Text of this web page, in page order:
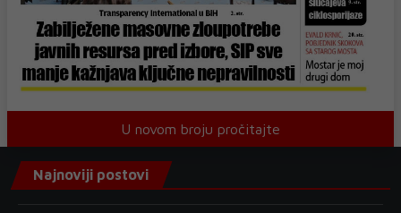
U novom broju pročitajte
Najnoviji postovi